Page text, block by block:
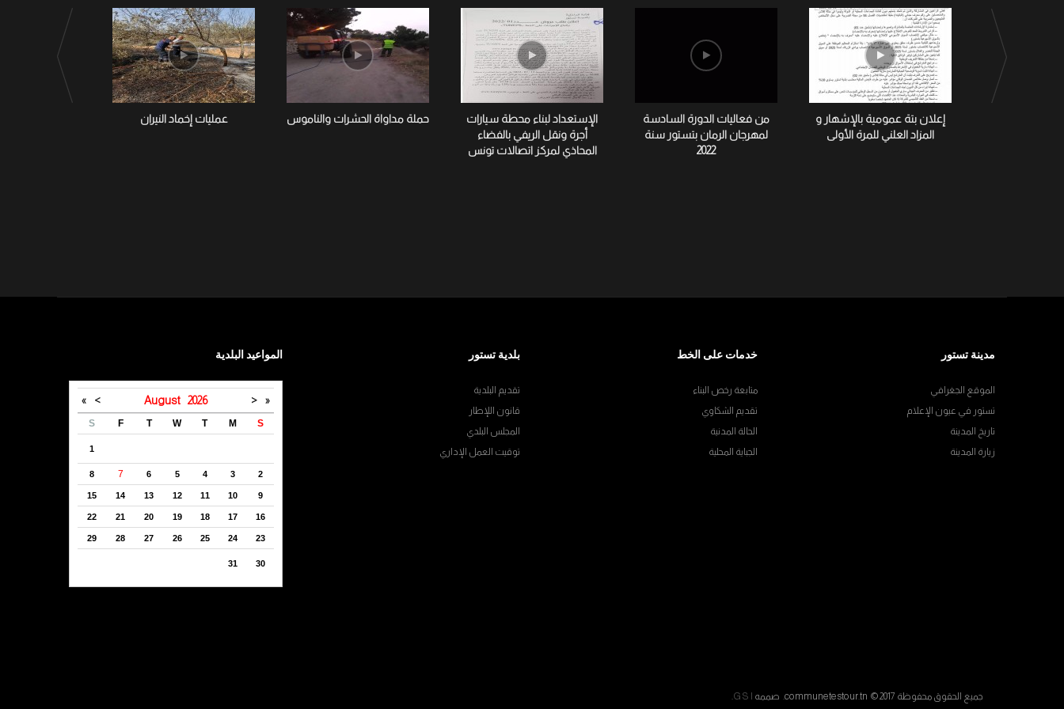
إعلان بتة عمومية بالإشهار و
المزاد العلني للمرة الأولى
من فعاليات الدورة السادسة
لمهرجان الرمان بتستور سنة
2022
الإستعداد لبناء محطة سيارات
أجرة ونقل الريفي بالفضاء
المحاذي لمركز اتصالات تونس
حملة مداواة الحشرات والناموس عمليات إخماد النيران
مدينة تستور
الموقع الجغرافي
تستور في عيون الإعلام
تاريخ المدينة
زيارة المدينة
خدمات على الخط
متابعة رخص البناء
تقديم الشكاوي
الحالة المدنية
الجباية المحلية
بلدية تستور
تقديم البلدية
قانون اللإطار
المجلس البلدي
توقيت العمل الإداري
المواعيد البلدية
«
<
August 2026
>
»
S
M
T
W
T
F
S
1
2
3
4
5
6
7
8
9
10
11
12
13
14
15
16
17
18
19
20
21
22
23
24
25
26
27
28
29
30
31
جميع الحقوق محفوظة communetestour.tn © 2017. صممه G S I
.